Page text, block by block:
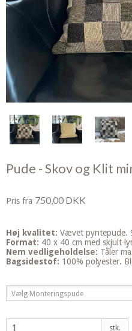
Pude - Skov og Klit
Pris fra 750,00 DKK
Høj kvalitet: Vævet pyntepude.
Format: 40 x 40 cm med skjult
Nem vedligeholdelse: Tåler
Bagsidestof: 100% polyester.
Vælg Monteringspude
stk.